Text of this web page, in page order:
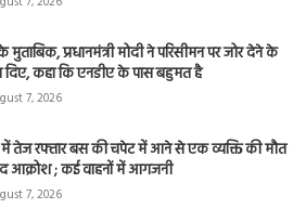
मुताबिक, प्रधानमंत्री मोदी ने परिसीमन पर जोर देने के
कहा कि एनडीए के पास बहुमत है
7, 2026
में तेज रफ्तार बस की चपेट में आने से एक व्यक्ति की मौत
आक्रोश ; कई वाहनों में आगजनी
7, 2026